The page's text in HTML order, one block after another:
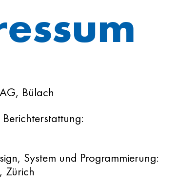
Bülach
System und Programmierung:
Zürich